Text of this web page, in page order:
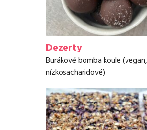
Dezerty
Burákové bomba koule (vegan,
nízkosacharidové)